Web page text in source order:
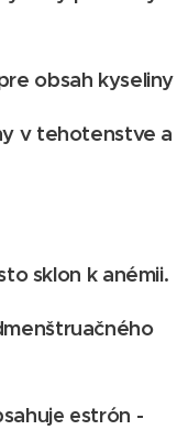
obsah kyseliny
v tehotenstve a
sklon k anémii.
estrón -